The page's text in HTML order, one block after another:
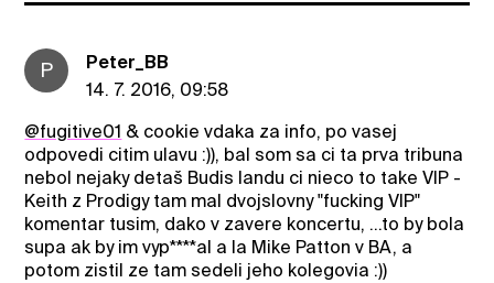
P
Peter_BB
14. 7. 2016, 09:58
@fugitive01 & cookie vdaka za info, po vasej
odpovedi citim ulavu :)), bal som sa ci ta prva tribuna
nebol nejaky detaš Budis landu ci nieco to take VIP -
Keith z Prodigy tam mal dvojslovny "fucking VIP"
komentar tusim, dako v zavere koncertu, ...to by bola
supa ak by im vyp****al a la Mike Patton v BA, a
potom zistil ze tam sedeli jeho kolegovia :))